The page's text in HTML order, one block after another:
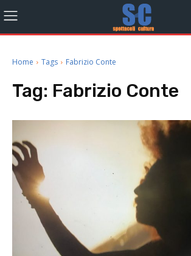
Home Tags Fabrizio Conte
Tag: Fabrizio Conte